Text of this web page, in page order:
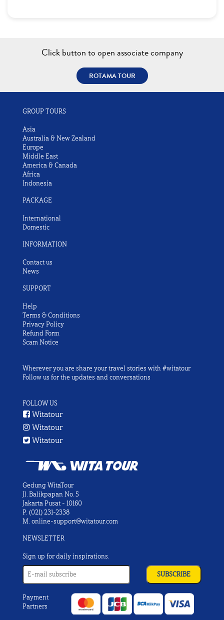
Click button to open associate company
ROTAMA TOUR
GROUP TOURS
Asia
Australia & New Zealand
Europe
Middle East
America & Canada
Africa
Indonesia
PACKAGE
International
Domestic
INFORMATION
Contact us
News
SUPPORT
Help
Terms & Conditions
Privacy Policy
Refund Form
Scam Notice
Wherever you are share your travel stories with #witatour
Follow us for the updates and conversations
FOLLOW US
Witatour
Witatour
Witatour
Gedung WitaTour
Jl. Balikpapan No. 5
Jakarta Pusat - 10160
P. (021) 231-2338
M. online-support@witatour.com
NEWSLETTER
Sign up for daily inspirations.
Payment
Partners